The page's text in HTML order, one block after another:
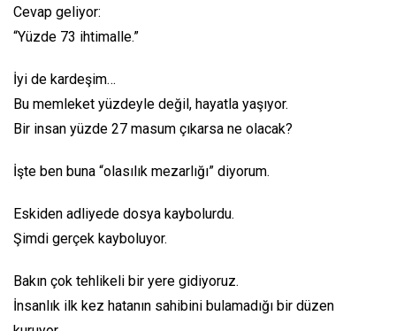
Cevap geliyor:
“Yüzde 73 ihtimalle.”
İyi de kardeşim…
Bu memleket yüzdeyle değil, hayatla yaşıyor.
Bir insan yüzde 27 masum çıkarsa ne olacak?
İşte ben buna “olasılık mezarlığı” diyorum.
Eskiden adliyede dosya kaybolurdu.
Şimdi gerçek kayboluyor.
Bakın çok tehlikeli bir yere gidiyoruz.
İnsanlık ilk kez hatanın sahibini bulamadığı bir düzen